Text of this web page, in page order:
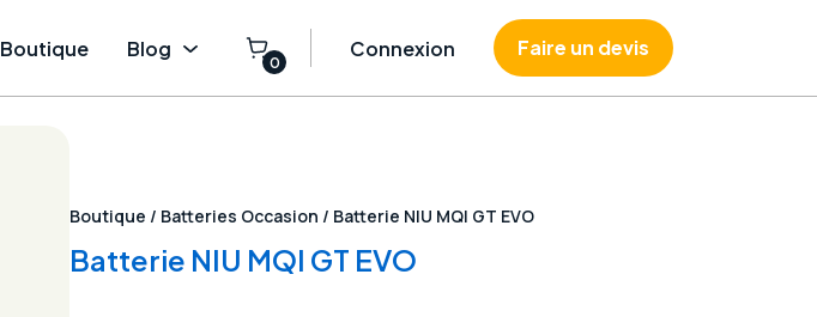
Boutique Blog
0
Connexion Faire un devis
Boutique / Batteries Occasion / Batterie NIU MQI GT EVO
Batterie NIU MQI GT EVO